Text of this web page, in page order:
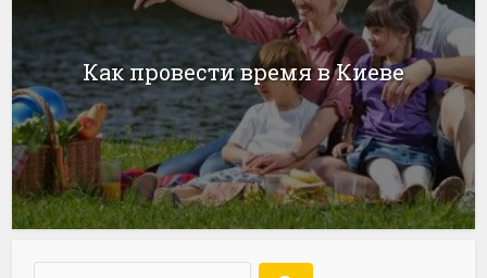
Как провести время в Киеве